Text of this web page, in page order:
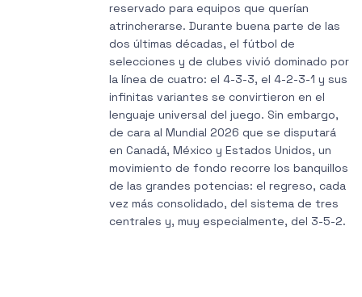
reservado para equipos que querían
atrincherarse. Durante buena parte de las
dos últimas décadas, el fútbol de
selecciones y de clubes vivió dominado por
la línea de cuatro: el 4-3-3, el 4-2-3-1 y sus
infinitas variantes se convirtieron en el
lenguaje universal del juego. Sin embargo,
de cara al Mundial 2026 que se disputará
en Canadá, México y Estados Unidos, un
movimiento de fondo recorre los banquillos
de las grandes potencias: el regreso, cada
vez más consolidado, del sistema de tres
centrales y, muy especialmente, del 3-5-2.